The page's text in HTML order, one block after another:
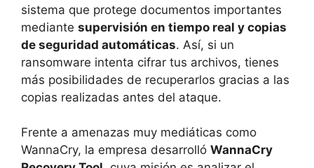
sistema que protege documentos importantes
mediante supervisión en tiempo real y copias
de seguridad automáticas. Así, si un
ransomware intenta cifrar tus archivos, tienes
más posibilidades de recuperarlos gracias a las
copias realizadas antes del ataque.
Frente a amenazas muy mediáticas como
WannaCry, la empresa desarrolló WannaCry